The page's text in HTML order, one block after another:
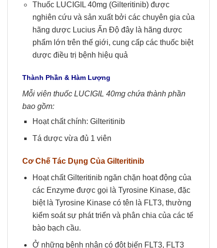
Thuốc LUCIGIL 40mg (Gilteritinib) được
nghiên cứu và sản xuất bởi các chuyên gia của
hãng dược Lucius Ấn Độ đây là hãng dược
phẩm lớn trên thế giới, cung cấp các thuốc biệt
dược điều trị bệnh hiệu quả
Thành Phần & Hàm Lượng
Mỗi viên thuốc LUCIGIL 40mg chứa thành phần
bao gồm:
Hoạt chất chính: Gilteritinib
Tá dược vừa đủ 1 viên
Cơ Chế Tác Dụng Của Gilteritinib
Hoạt chất Gilteritinib ngăn chặn hoạt động của
các Enzyme được gọi là Tyrosine Kinase, đặc
biệt là Tyrosine Kinase có tên là FLT3, thường
kiểm soát sự phát triển và phân chia của các tế
bào bạch cầu.
Ở những bệnh nhân có đột biến FLT3, FLT3